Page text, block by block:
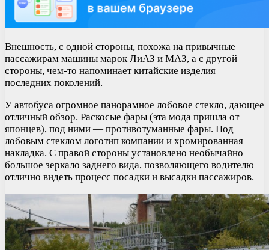
Внешность, с одной стороны, похожа на привычные
пассажирам машины марок ЛиАЗ и МАЗ, а с другой
стороны, чем-то напоминает китайские изделия
последних поколений.
У автобуса огромное панорамное лобовое стекло, дающее
отличный обзор. Раскосые фары (эта мода пришла от
японцев), под ними — противотуманные фары. Под
лобовым стеклом логотип компании и хромированная
накладка. С правой стороны установлено необычайно
большое зеркало заднего вида, позволяющего водителю
отлично видеть процесс посадки и высадки пассажиров.